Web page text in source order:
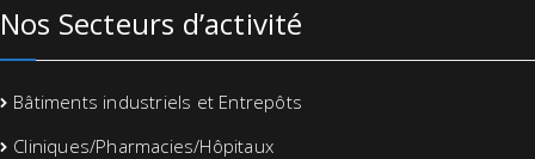
Nos Secteurs d’activité
Bâtiments industriels et Entrepôts
Cliniques/Pharmacies/Hôpitaux